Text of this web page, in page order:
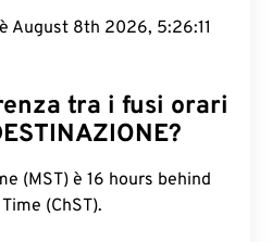
August 8th 2026, 5:26:12
tra i fusi orari
(MST) è 16 hours behind
(ChST).